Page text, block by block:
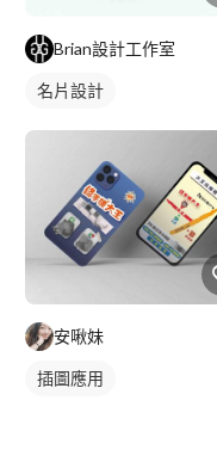
Brian設計工作室
名片設計
安啾妹
插圖應用